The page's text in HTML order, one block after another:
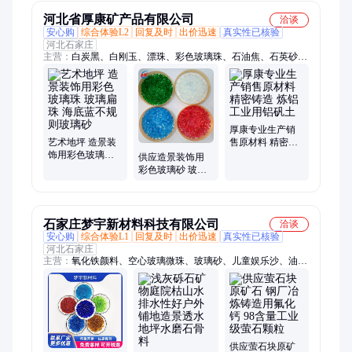
河北省厚康矿产品有限公司
洽谈
安心购
综合体验L2 回复及时 出价迅速
真实性已核验
河北石家庄
主营： 白炭黑、白刚玉、漂珠、彩色玻璃珠、石油焦、石英砂、
陶粒球、电气石、麦饭石球、金刚砂、碳化硅、石墨、陶瓷颗
粒、氧化镁、钛白粉、透明粉、氧化铁、碳酸钙、膨润土、高岭
土、营养土、玄武岩纤维、玻璃纤维、锂辉石
艺术地坪 造景装
饰用彩色玻璃珠
供应造景装饰用
彩色玻璃砂 玻璃
厚康专业生产销
售原材料 精密铸
石家庄梦宇新材料科技有限公司
洽谈
安心购
综合体验L1 回复及时 出价迅速
真实性已核验
河北石家庄
主营： 氧化铁颜料、空心玻璃微珠、玻璃砂、儿童娱乐沙、油田
压裂支撑剂、玻璃轻石、高岭土、白云石、凹凸棒土、火山石、
喜马拉雅盐、金刚砂、金属砂、矿物纤维、硅酸铝纤维、石英
砂、矿渣粉、莫来砂、生物质燃烧颗粒、膨润土、重晶石、彩石
子、水晶石系列、远红外系列
供应萤石块原矿